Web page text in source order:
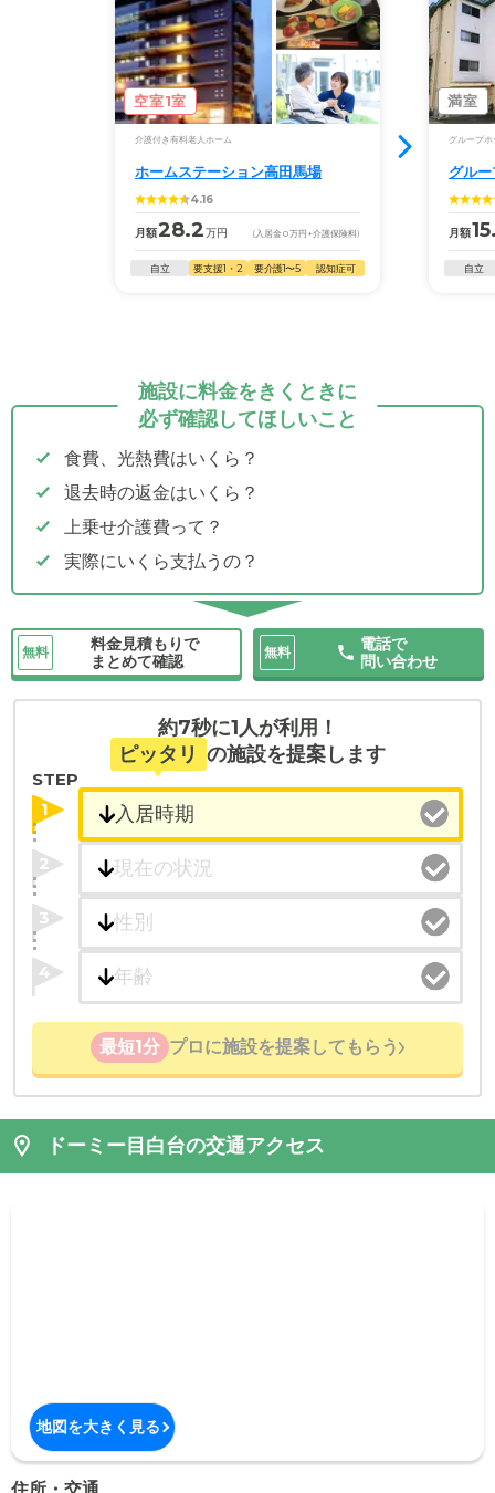
空室1室
介護付き有料老人ホーム
ホームステーション高田馬場
4.16
月額28.2万円 (入居金0万円 +介護保険料)
自立 要支援1・2 要介護1〜5 認知症可
満室
グループホ
グル
月額
自立
施設に料金をきくときに
必ず確認してほしいこと
食費、光熱費はいくら？
退去時の返金はいくら？
上乗せ介護費って？
実際にいくら支払うの？
無料
料金見積もりで
まとめて確認
無料
電話で
問い合わせ
約7秒に1人が利用！
ピッタリ の施設を提案します
STEP
1
2
3
4
最短1分 プロに施設を提案してもらう
ドーミー目白台の交通アクセス
地図を大きく見る